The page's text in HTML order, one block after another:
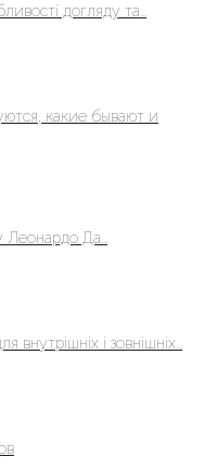
догляду та...
какие бывают и
Да...
і зовнішніх...